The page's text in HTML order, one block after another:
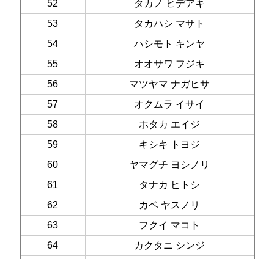
52
タカノ ヒデアキ
53
タカハシ マサト
54
ハシモト キンヤ
55
オオサワ フジキ
56
マツヤマ ナガヒサ
57
オクムラ イサイ
58
ホタカ エイジ
59
キシキ トヨジ
60
ヤマグチ ヨシノリ
61
タナカ ヒトシ
62
カベ ヤスノリ
63
フクイ マコト
64
カクタニ シンジ